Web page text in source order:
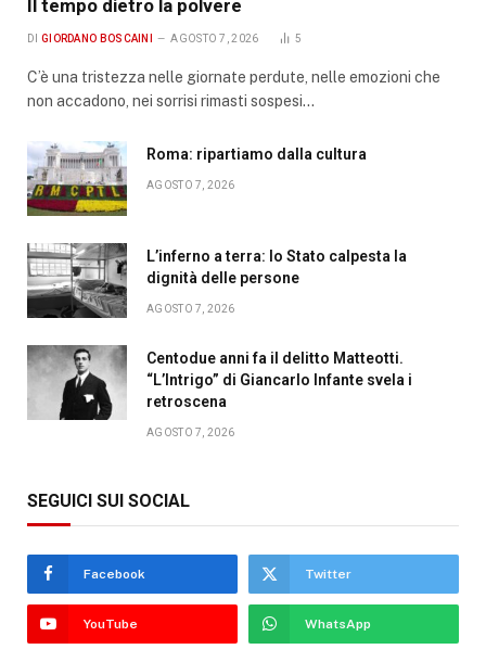
Il tempo dietro la polvere
DI GIORDANO BOSCAINI AGOSTO 7, 2026 5
C’è una tristezza nelle giornate perdute, nelle emozioni che
non accadono, nei sorrisi rimasti sospesi…
Roma: ripartiamo dalla cultura
AGOSTO 7, 2026
L’inferno a terra: lo Stato calpesta la
dignità delle persone
AGOSTO 7, 2026
Centodue anni fa il delitto Matteotti.
“L’Intrigo” di Giancarlo Infante svela i
retroscena
AGOSTO 7, 2026
SEGUICI SUI SOCIAL
Facebook Twitter
YouTube WhatsApp